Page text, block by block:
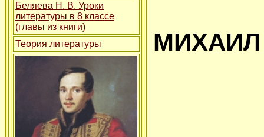
Беляева Н. В. Уроки
литературы в 8 классе
(главы из книги)
Теория литературы